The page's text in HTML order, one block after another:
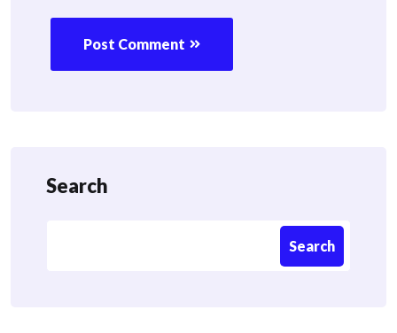
Post Comment
Search
Search